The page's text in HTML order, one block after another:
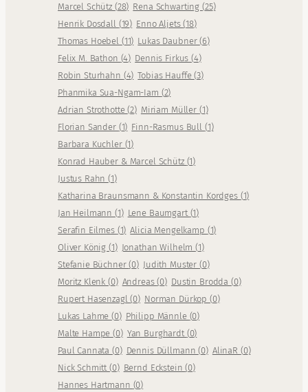
Marcel Schütz (28) Rena Schwarting (25)
Henrik Dosdall (19) Enno Aljets(18)
Thomas Hoebel (11) Lukas Daubner(6)
Felix M. Bathon (4) Dennis Firkus(4)
Robin Sturhahn (4) Tobias Hauffe(3)
Phanmika Sua-Ngam-Iam (2)
Adrian Strothotte(2) Miriam Müller (1)
Florian Sander (1) Finn-Rasmus Bull (1)
Barbara Kuchler (1)
Konrad Hauber & Marcel Schütz (1)
Justus Rahn(1)
Katharina Braunsmann & Konstantin Kordges (1)
Jan Heilmann(1) Lene Baumgart (1)
Serafin Eilmes (1) Alicia Mengelkamp (1)
Oliver König(1) Jonathan Wilhelm(1)
Stefanie Büchner(0) Judith Muster (0)
Moritz Klenk(0) Andreas(0) Dustin Brodda (0)
Rupert Hasenzagl(0) Norman Dürkop (0)
Lukas Lahme(0) Philipp Männle (0)
Malte Hampe(0) Yan Burghardt (0)
Paul Cannata(0) Dennis Düllmann(0) AlinaR (0)
Nick Schmitt(0) Bernd Eckstein(0)
Hannes Hartmann (0)